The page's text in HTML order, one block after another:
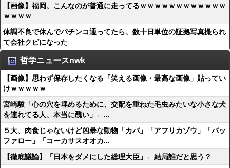
【画像】福岡、こんなのが普通に走ってるｗｗｗｗｗｗｗｗｗｗｗｗ
ｗｗｗｗ
体調不良で休んでパチンコ通ってたら、数十日単位の証拠写真撮られ
て会社クビになった
哲学ニュースnwk
【画像】思わず保存したくなる「笑える画像・最高な画像」貼ってい
けｗｗｗｗｗ
宮崎駿「心の穴を埋めるために、交配を重ねた毛虫みたいな小さな犬
を連れてる人、本当に醜い」←...
５大、肉食じゃないけど凶暴な動物「カバ」「アフリカゾウ」「バッ
ファロー」「コーカサスオオカ...
【徹底議論】「日本をダメにした総理大臣」←結局誰だと思う？